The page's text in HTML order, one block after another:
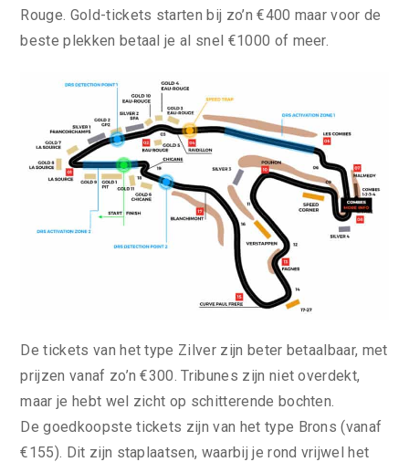
Rouge. Gold-tickets starten bij zo’n €400 maar voor de
beste plekken betaal je al snel €1000 of meer.
De tickets van het type Zilver zijn beter betaalbaar, met
prijzen vanaf zo’n €300. Tribunes zijn niet overdekt,
maar je hebt wel zicht op schitterende bochten.
De goedkoopste tickets zijn van het type Brons (vanaf
€155). Dit zijn staplaatsen, waarbij je rond vrijwel het